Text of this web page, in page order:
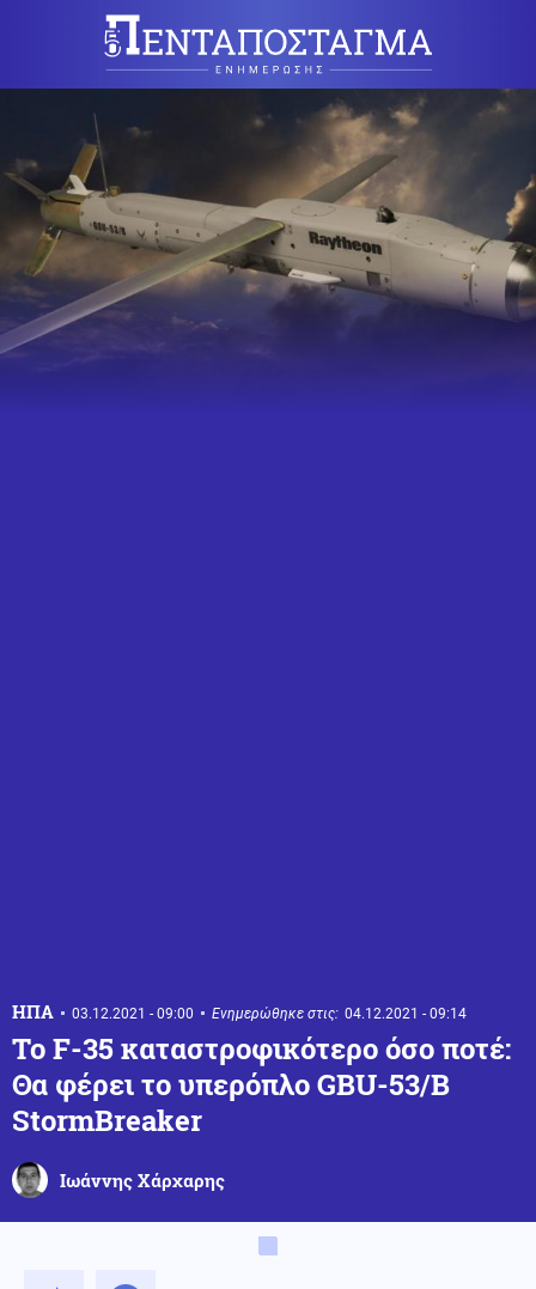
ΗΠΑ 03.12.2021 - 09:00 Ενημερώθηκε στις: 04.12.2021 - 09:14
Το F-35 καταστροφικότερο όσο ποτέ:
Θα φέρει το υπερόπλο GBU-53/B
StormBreaker
Ιωάννης Χάρχαρης